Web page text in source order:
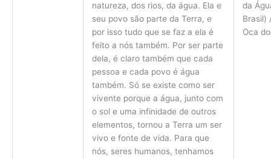
natureza, dos rios, da água. Ela e
seu povo são parte da Terra, e
por isso tudo que se faz a ela é
feito a nós também. Por ser parte
dela, é claro também que cada
pessoa e cada povo é água
também. Só se existe como ser
vivente porque a água, junto com
o sol e uma infinidade de outros
elementos, tornou a Terra um ser
vivo e fonte de vida. Para que
nós, seres humanos, tenhamos
da
Brasil)
Oca